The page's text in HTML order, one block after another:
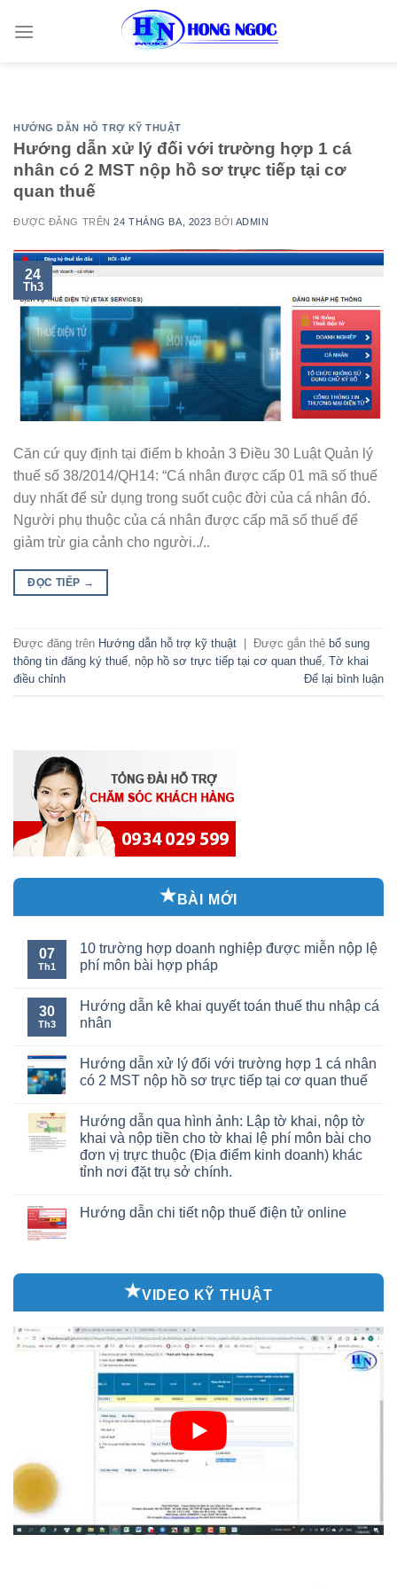
HƯỚNG DẪN HỖ TRỢ KỸ THUẬT
Hướng dẫn xử lý đối với trường hợp 1 cá
nhân có 2 MST nộp hồ sơ trực tiếp tại cơ
quan thuế
ĐƯỢC ĐĂNG TRÊN24 THÁNG BA, 2023 BỞI ADMIN
24
Th3
Căn cứ quy định tại điểm b khoản 3 Điều 30 Luật Quản lý
thuế số 38/2014/QH14: “Cá nhân được cấp 01 mã số thuế
duy nhất để sử dụng trong suốt cuộc đời của cá nhân đó.
Người phụ thuộc của cá nhân được cấp mã số thuế để
giảm trừ gia cảnh cho người../..
ĐỌC TIẾP →
Được đăng trên Hướng dẫn hỗ trợ kỹ thuật Được gắn thẻ bổ sung
thông tin đăng ký thuế nộp hồ sơ trực tiếp tại cơ quan thuế Tờ khai
điều chỉnh
Để lại bình luận
BÀI MỚI
07
Th1
10 trường hợp doanh nghiệp được miễn nộp lệ
phí môn bài hợp pháp
30
Th3
Hướng dẫn kê khai quyết toán thuế thu nhập cá
nhân
Hướng dẫn xử lý đối với trường hợp 1 cá nhân
có 2 MST nộp hồ sơ trực tiếp tại cơ quan thuế
Hướng dẫn qua hình ảnh: Lập tờ khai, nộp tờ
khai và nộp tiền cho tờ khai lệ phí môn bài cho
đơn vị trực thuộc (Địa điểm kinh doanh) khác
tỉnh nơi đặt trụ sở chính.
Hướng dẫn chi tiết nộp thuế điện tử online
VIDEO KỸ THUẬT